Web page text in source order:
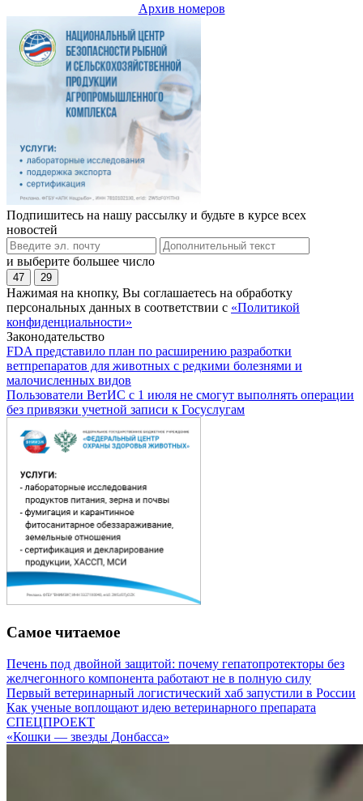
Архив номеров
Подпишитесь на нашу рассылку и будьте в курсе всех
новостей
и выберите большее число
47 29
Нажимая на кнопку, Вы соглашаетесь на обработку
персональных данных в соответствии с «Политикой
конфиденциальности»
Законодательство
FDA представило план по расширению разработки
ветпрепаратов для животных с редкими болезнями и
малочисленных видов
Пользователи ВетИС с 1 июля не смогут выполнять операции
без привязки учетной записи к Госуслугам
Самое читаемое
Печень под двойной защитой: почему гепатопротекторы без
желчегонного компонента работают не в полную силу
Первый ветеринарный логистический хаб запустили в России
Как ученые воплощают идею ветеринарного препарата
СПЕЦПРОЕКТ
«Кошки — звезды Донбасса»